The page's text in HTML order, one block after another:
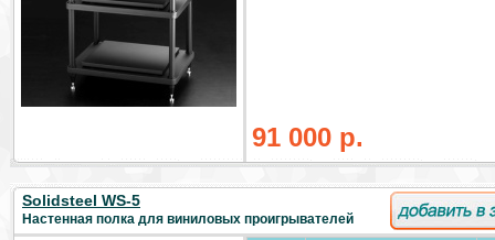
91 000 р.
Solidsteel WS-5
Настенная полка для виниловых проигрывателей